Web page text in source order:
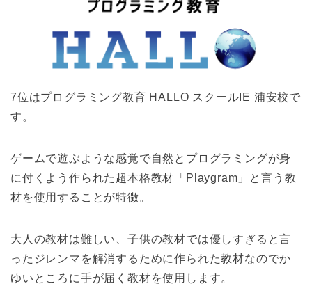
7位はプログラミング教育 HALLO スクールIE 浦安校で
す。
ゲームで遊ぶような感覚で自然とプログラミングが身
に付くよう作られた超本格教材「Playgram」と言う教
材を使用することが特徴。
大人の教材は難しい、子供の教材では優しすぎると言
ったジレンマを解消するために作られた教材なのでか
ゆいところに手が届く教材を使用します。